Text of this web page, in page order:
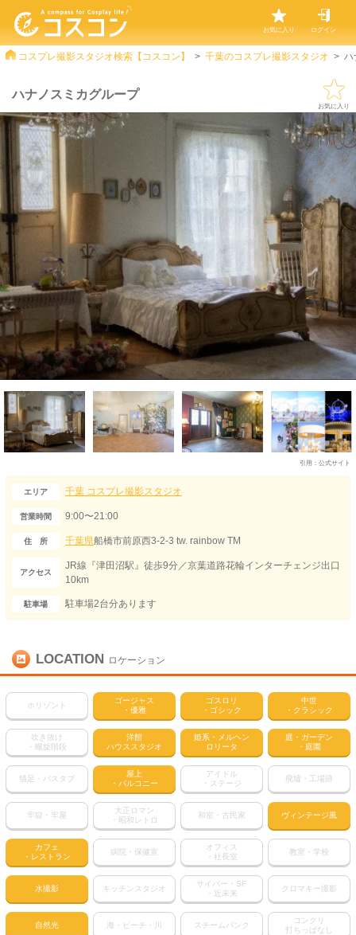
お気に入り ログイン
コスプレ撮影スタジオ検索【コスコン】 千葉のコスプレ撮影スタジオ ハ
ハナノスミカグループ
お気に入り
引用： 公式サイト
エリア 千葉 コスプレ撮影スタジオ
営業時間 9:00〜21:00
住 所 千葉県船橋市前原西3-2-3 tw. rainbow TM
アクセス
JR線『津田沼駅』徒歩9分／京葉道路花輪インターチェンジ出口
10km
駐車場 駐車場2台分あります
LOCATION ロケーション
ホリゾント
ゴージャス
・優雅
ゴスロリ
・ゴシック
中世
・クラシック
吹き抜け
・螺旋階段
洋館
ハウススタジオ
姫系・メルヘン
ロリータ
庭・ガーデン
・庭園
猫足・バスタブ
屋上
・バルコニー
アイドル
・ステージ
廃墟・工場跡
牢獄・牢屋
大正ロマン
・昭和レトロ
和室・古民家 ヴィンテージ風
カフェ
・レストラン
病院・保健室
オフィス
・社長室
教室・学校
水撮影 キッチンスタジオ
サイバー・SF
・近未来
クロマキー撮影
自然光 海・ビーチ・川 スチームパンク
コンクリ
打ちっぱなし